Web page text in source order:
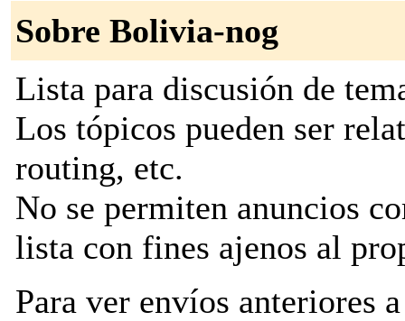
Sobre Bolivia-nog
Lista para discusión de
Los tópicos pueden ser
routing, etc.
No se permiten anuncios
lista con fines ajenos al
Para ver envíos anteriores